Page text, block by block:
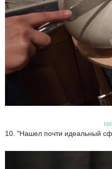
10. "Нашел почти идеальный